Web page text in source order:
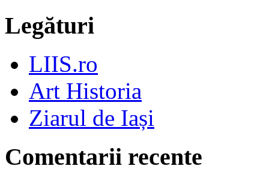
Legături
LIIS.ro
Art Historia
Ziarul de Iași
Comentarii recente